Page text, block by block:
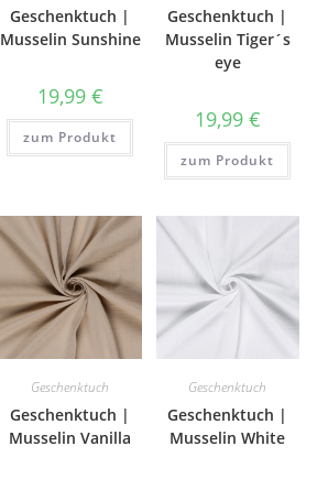
Geschenktuch |
Musselin Sunshine
19,99 €
zum Produkt
Geschenktuch |
Musselin Tiger´s
eye
19,99 €
zum Produkt
Geschenktuch
Geschenktuch |
Musselin Vanilla
Geschenktuch
Geschenktuch |
Musselin White